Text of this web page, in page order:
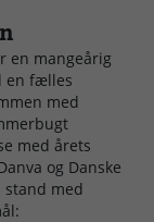
en mangeårig
en fælles
med
med årets
og Danske
med